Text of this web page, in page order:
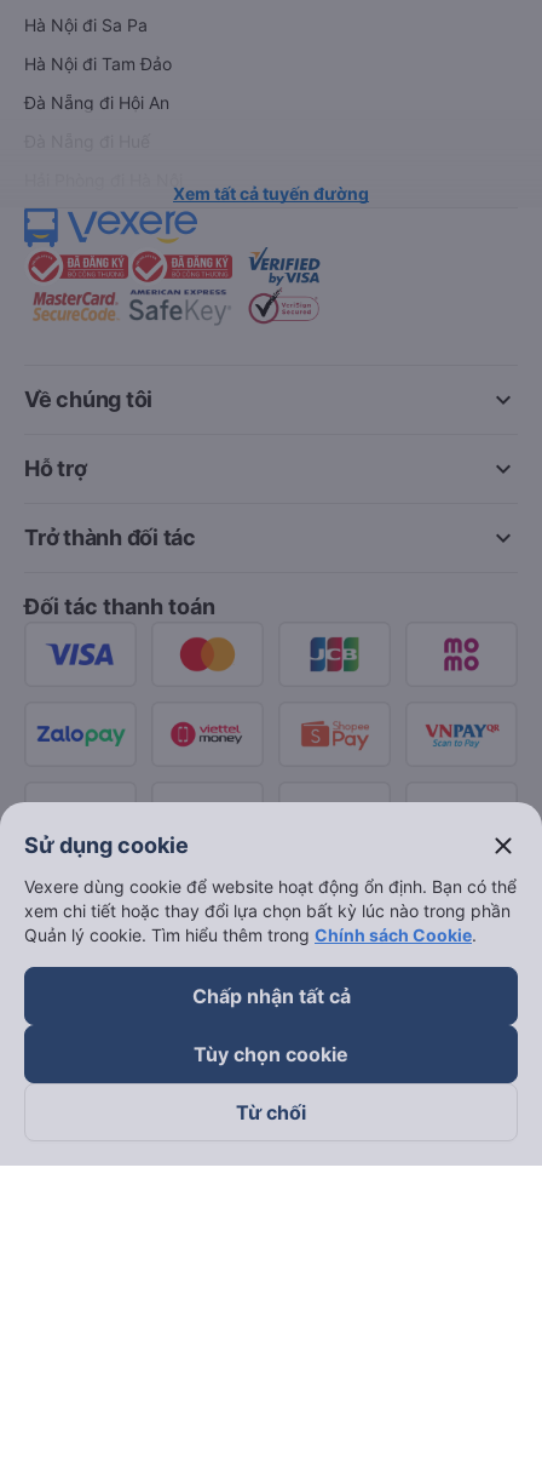
Hà Nội đi Sa Pa
Hà Nội đi Tam Đảo
Đà Nẵng đi Hội An
Xem tất cả tuyến đường
keyboard_arrow_down
Về chúng tôi
keyboard_arrow_down
Hỗ trợ
keyboard_arrow_down
Trở thành đối tác
Đối tác thanh toán
Theo dõi chúng tôi trên
Sử dụng cookie close
Vexere dùng cookie để website hoạt động ổn định. Bạn có thể
xem chi tiết hoặc thay đổi lựa chọn bất kỳ lúc nào trong phần
Quản lý cookie. Tìm hiểu thêm trong Chính sách Cookie.
Chấp nhận tất cả
Tùy chọn cookie
Từ chối